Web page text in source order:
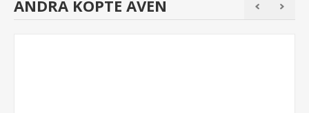
ANDRA KÖPTE ÄVEN